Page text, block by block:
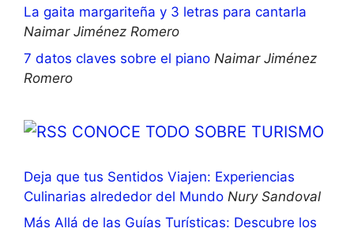
La gaita margariteña y 3 letras para cantarla
Naimar Jiménez Romero
7 datos claves sobre el piano Naimar Jiménez
Romero
CONOCE TODO SOBRE TURISMO
Deja que tus Sentidos Viajen: Experiencias
Culinarias alrededor del Mundo Nury Sandoval
Más Allá de las Guías Turísticas: Descubre los